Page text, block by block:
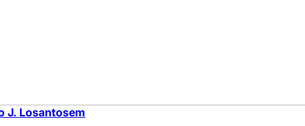
J. Losantosem